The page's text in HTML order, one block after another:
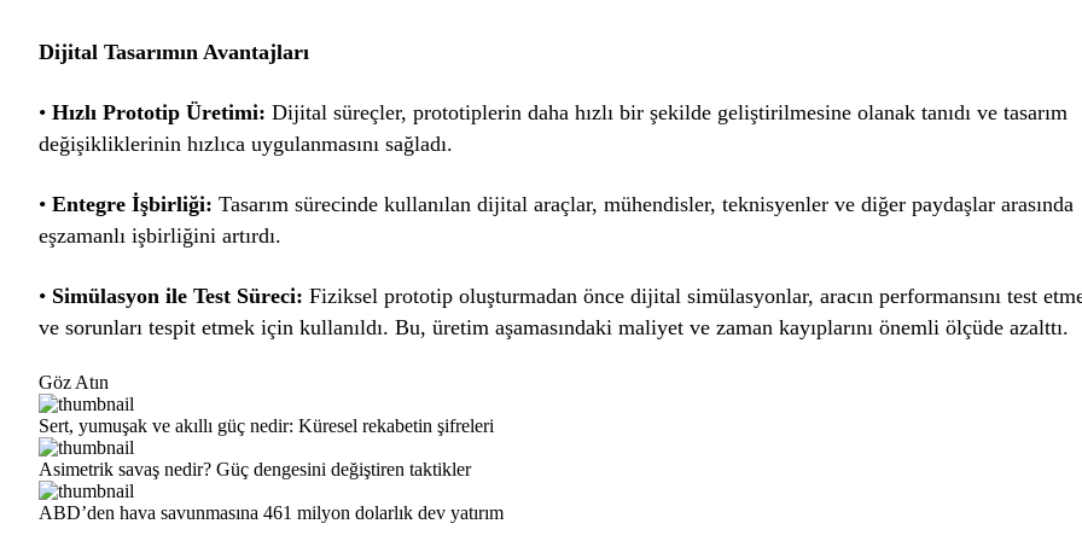
Dijital Tasarımın Avantajları
•Hızlı Prototip Üretimi: Dijital süreçler, prototiplerin daha hızlı bir şekilde geliştirilmesine olanak tanıdı ve tasarım
değişikliklerinin hızlıca uygulanmasını sağladı.
•Entegre İşbirliği: Tasarım sürecinde kullanılan dijital araçlar, mühendisler, teknisyenler ve diğer paydaşlar arasında
eşzamanlı işbirliğini artırdı.
• Simülasyon ile Test Süreci: Fiziksel prototip oluşturmadan önce dijital simülasyonlar, aracın performansını test
ve sorunları tespit etmek için kullanıldı. Bu, üretim aşamasındaki maliyet ve zaman kayıplarını önemli ölçüde azalttı.
Göz Atın
Sert, yumuşak ve akıllı güç nedir: Küresel rekabetin şifreleri
Asimetrik savaş nedir? Güç dengesini değiştiren taktikler
ABD’den hava savunmasına 461 milyon dolarlık dev yatırım